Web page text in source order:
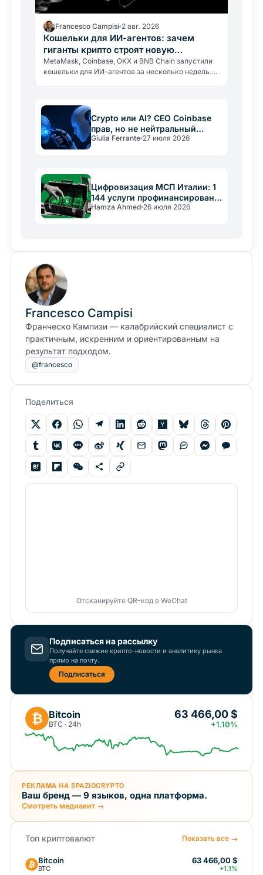
Francesco Campisi 2 авг. 2026
Кошельки для ИИ-агентов: зачем
гиганты крипто строят новую
инфраструктуру
MetaMask, Coinbase, OKX и BNB Chain запустили
кошельки для ИИ-агентов за несколько недель.
Crypto или AI? CEO Coinbase
прав, но не нейтральный
арбитр
Giulia Ferrante 27 июля 2026
Цифровизация МСП Италии: 1
144 услуги профинансированы
PNRR
Hamza Ahmed 26 июля 2026
Francesco Campisi
Франческо Кампизи — калабрийский специалист с
практичным, искренним и ориентированным на
результат подходом.
@francesco
Поделиться
Отсканируйте QR-код в WeChat
Подписаться на рассылку
Получайте свежие крипто-новости и аналитику рынка
прямо на почту.
Подписаться
₿ Bitcoin
BTC · 24h
63 466,00 $
+1.10%
РЕКЛАМА НА SPAZIOCRYPTO
Ваш бренд — 9 языков, одна платформа.
Смотреть медиакит →
Топ криптовалют Показать все →
Bitcoin
BTC
63 466,00 $
+1.1%